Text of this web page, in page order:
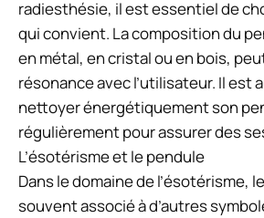
radiesthésie, il est essentiel de
qui convient. La composition du
en métal, en cristal ou en bois,
résonance avec l’utilisateur. Il est
nettoyer énergétiquement son
régulièrement pour assurer des
L’ésotérisme et le pendule
Dans le domaine de l’ésotérisme,
souvent associé à d’autres